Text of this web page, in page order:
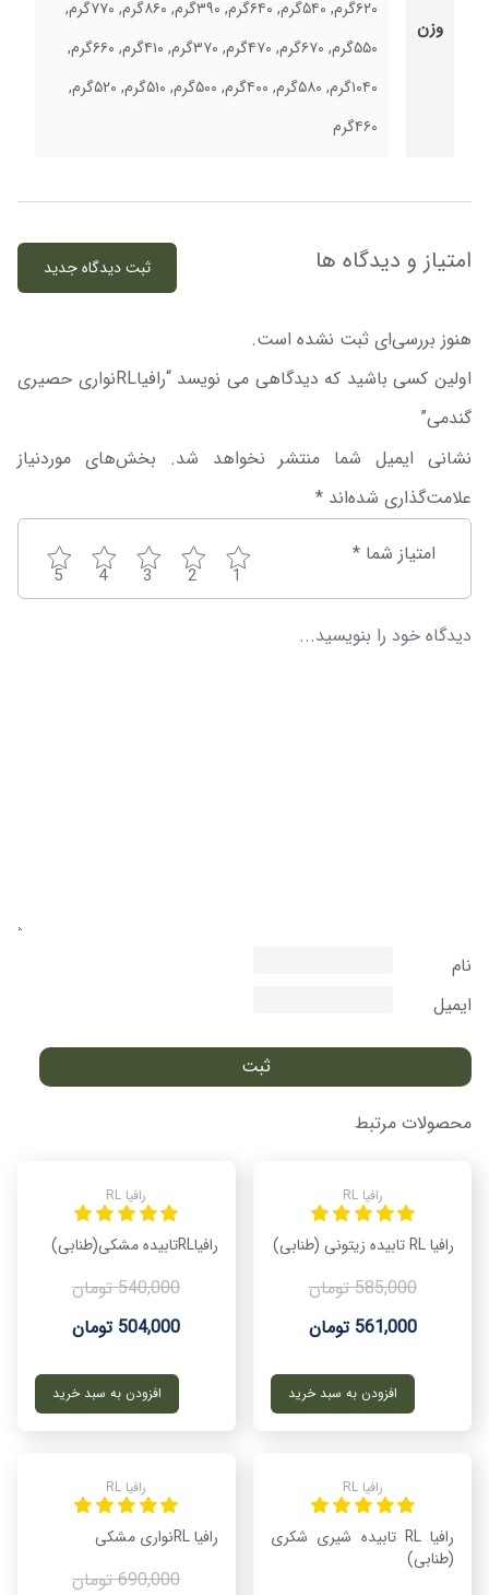
وزن
۶۲۰گرم, ۵۴۰گرم, ۶۴۰گرم, ۳۹۰گرم, ۸۶۰گرم, ۷۷۰گرم,
۵۵۰گرم, ۶۷۰گرم, ۴۷۰گرم, ۳۷۰گرم, ۴۱۰گرم, ۶۶۰گرم,
۱۰۴۰گرم, ۵۸۰گرم, ۴۰۰گرم, ۵۰۰گرم, ۵۱۰گرم, ۵۲۰گرم,
۴۶۰گرم
امتیاز و دیدگاه ها ثبت دیدگاه جدید
هنوز بررسی‌ای ثبت نشده است.
اولین کسی باشید که دیدگاهی می نویسد “رافیاRLنواری حصیری
گندمی”
نشانی ایمیل شما منتشر نخواهد شد. بخش‌های موردنیاز
علامت‌گذاری شده‌اند *
امتیاز شما *
1
2
3
4
5
نام
ایمیل
محصولات مرتبط
رافیا RL
رافیا RL تابیده زیتونی (طنابی)
561,000 تومان
585,000 تومان
افزودن به سبد خرید
رافیا RL
رافیاRLتابیده مشکی(طنابی)
504,000 تومان
540,000 تومان
افزودن به سبد خرید
رافیا RL
رافیا RL تابیده شیری شکری
(طنابی)
رافیا RL
رافیا RLنواری مشکی
690,000 تومان